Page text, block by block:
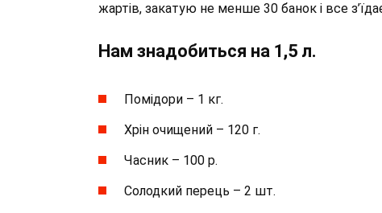
жартів, закатую не менше 30 банок і все
Нам знадобиться на 1,5 л.
Помідори – 1 кг.
Хрін очищений – 120 г.
Часник – 100 р.
Солодкий перець – 2 шт.